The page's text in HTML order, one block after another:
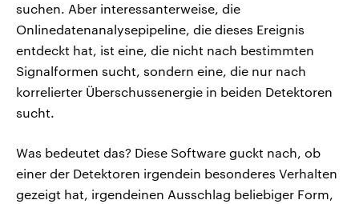
suchen. Aber interessanterweise, die
Onlinedatenanalysepipeline, die dieses Ereignis
entdeckt hat, ist eine, die nicht nach bestimmten
Signalformen sucht, sondern eine, die nur nach
korrelierter Überschussenergie in beiden Detektoren
sucht.
Was bedeutet das? Diese Software guckt nach, ob
einer der Detektoren irgendein besonderes Verhalten
gezeigt hat, irgendeinen Ausschlag beliebiger Form,